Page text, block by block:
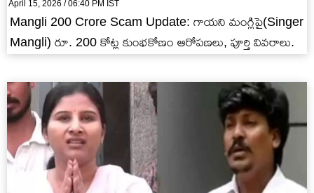
April 15, 2026 / 06:40 PM IST
Mangli 200 Crore Scam Update: గాయని మంగ్లిపై(Singer
Mangli) రూ. 200 కోట్ల కుంభకోణం ఆరోపణలు, పూర్తి వివరాలు.